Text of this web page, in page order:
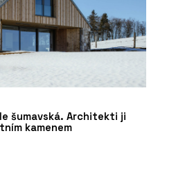
šumavská. Architekti ji
kamenem